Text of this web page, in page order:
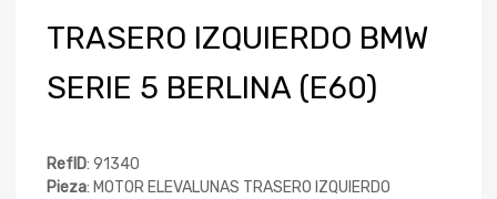
TRASERO IZQUIERDO BMW
SERIE 5 BERLINA (E60)
RefID: 91340
Pieza: MOTOR ELEVALUNAS TRASERO IZQUIERDO